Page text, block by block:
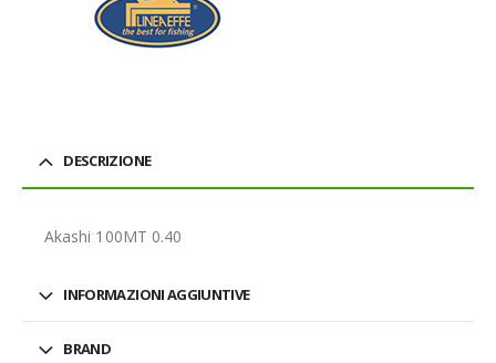
DESCRIZIONE
Akashi 100MT 0.40
INFORMAZIONI AGGIUNTIVE
BRAND